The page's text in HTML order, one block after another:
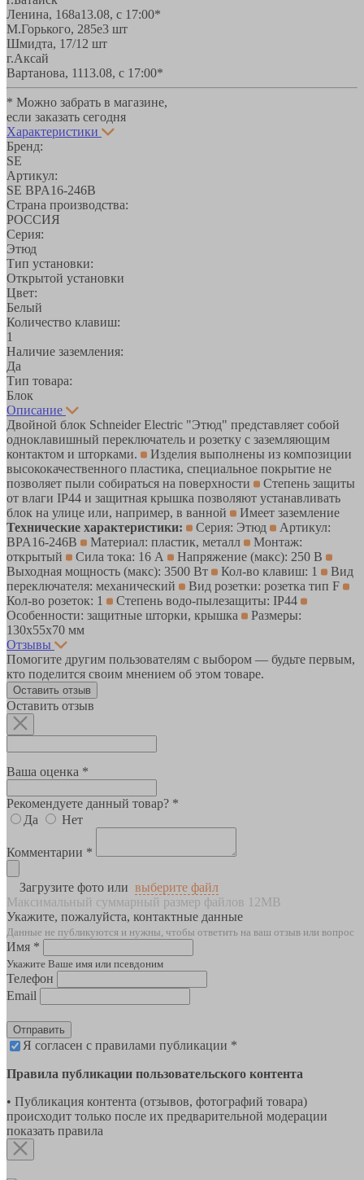
Ленина, 168а13.08, с 17:00*
М.Горького, 285е3 шт
Шмидта, 17/1 2 шт
г.Аксай
Вартанова, 1113.08, с 17:00*
* Можно забрать в магазине,
если заказать сегодня
Характеристики
Бренд:
SE
Артикул:
SE BPA16-246B
Страна производства:
РОССИЯ
Серия:
Этюд
Тип установки:
Открытой установки
Цвет:
Белый
Количество клавиш:
1
Наличие заземления:
Да
Тип товара:
Блок
Описание
Двойной блок Schneider Electric "Этюд" представляет собой
одноклавишный переключатель и розетку с заземляющим
контактом и шторками.
Изделия выполнены из композиции
высококачественного пластика, специальное покрытие не
позволяет пыли собираться на поверхности
Степень защиты
от влаги IP44 и защитная крышка позволяют устанавливать
блок на улице или, например, в ванной
Имеет заземление
Технические характеристики:
Серия: Этюд
Артикул:
BPA16-246B
Материал: пластик, металл
Монтаж:
открытый
Сила тока: 16 А
Напряжение (макс): 250 В
Выходная мощность (макс): 3500 Вт
Кол-во клавиш: 1
Вид
переключателя: механический
Вид розетки: розетка тип F
Кол-во розеток: 1
Степень водо-пылезащиты: IP44
Особенности: защитные шторки, крышка
Размеры:
130х55х70 мм
Отзывы
Помогите другим пользователям с выбором — будьте первым,
кто поделится своим мнением об этом товаре.
Оставить отзыв
Оставить отзыв
Ваша оценка *
Рекомендуете данный товар? *
Да
Нет
Комментарии *
Загрузите фото или выберите файл
Максимальный суммарный размер файлов 12MB
Укажите, пожалуйста, контактные данные
Данные не публикуются и нужны, чтобы ответить на ваш отзыв или вопрос
Имя *
Укажите Ваше имя или псевдоним
Телефон
Email
Отправить
Я согласен с правилами публикации *
Правила публикации пользовательского контента
• Публикация контента (отзывов, фотографий товара)
происходит только после их предварительной модерации
показать правила